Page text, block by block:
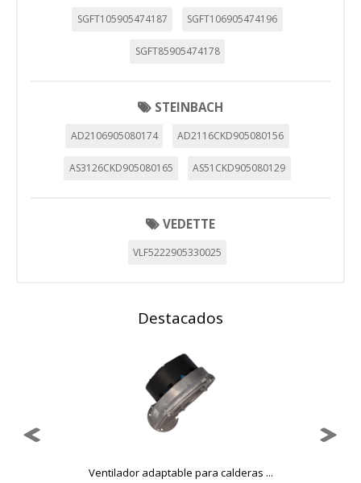
SGFT105905474187 SGFT106905474196
SGFT85905474178
STEINBACH
AD2106905080174 AD2116CKD905080156
AS3126CKD905080165 AS51CKD905080129
VEDETTE
VLF5222905330025
Destacados
Ventilador adaptable para calderas ...